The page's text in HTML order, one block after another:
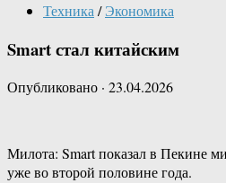
Техника / Экономика
Smart стал китайским
Опубликовано · 23.04.2026
Милота: Smart показал в Пекине
уже во второй половине года.